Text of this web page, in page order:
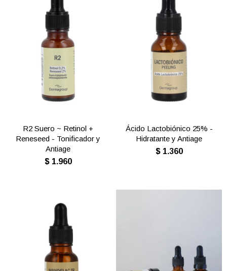
R2 Suero ~ Retinol +
Reneseed - Tonificador y
Antiage
$ 1.960
Ácido Lactobiónico 25% -
Hidratante y Antiage
$ 1.360